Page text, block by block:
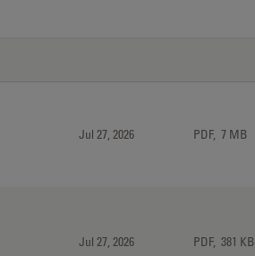
Jul 27, 2026 PDF, 7 MB
Jul 27, 2026 PDF, 381 KB